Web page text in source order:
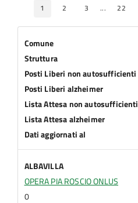
1 2 3 ... 22
Comune
Struttura
Posti Liberi non autosufficienti
Posti Liberi alzheimer
Lista Attesa non autosufficienti
Lista Attesa alzheimer
Dati aggiornati al
ALBAVILLA
OPERA PIA ROSCIO ONLUS
0